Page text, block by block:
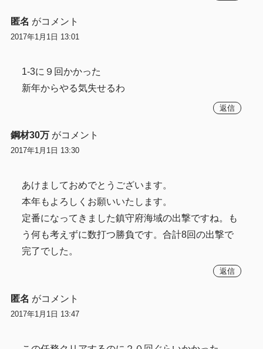
匿名 がコメント
2017年1月1日 13:01
1-3に９回かかった
新年からやる気失せるわ
返信
鋼材30万 がコメント
2017年1月1日 13:30
あけましておめでとうございます。
本年もよろしくお願いいたします。
定番になってきました鎮守府海域の出撃ですね。も
う何も考えずに数打つ勝負です。合計8回の出撃で
完了でした。
返信
匿名 がコメント
2017年1月1日 13:47